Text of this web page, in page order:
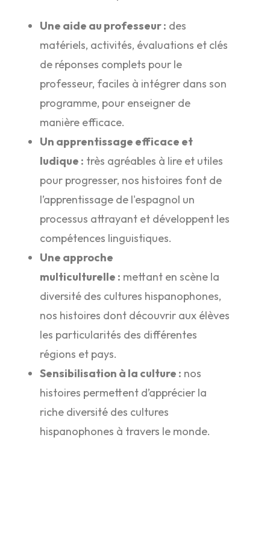
Une aide au professeur : des
matériels, activités, évaluations et clés
de réponses complets pour le
professeur, faciles à intégrer dans son
programme, pour enseigner de
manière efficace.
Un apprentissage efficace et
ludique : très agréables à lire et utiles
pour progresser, nos histoires font de
l’apprentissage de l'espagnol un
processus attrayant et développent les
compétences linguistiques.
Une approche
multiculturelle : mettant en scène la
diversité des cultures hispanophones,
nos histoires dont découvrir aux élèves
les particularités des différentes
régions et pays.
Sensibilisation à la culture : nos
histoires permettent d’apprécier la
riche diversité des cultures
hispanophones à travers le monde.